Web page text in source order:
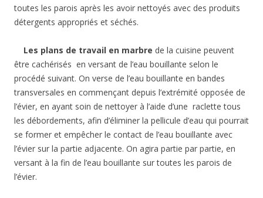
toutes les parois après les avoir nettoyés avec des produits
détergents appropriés et séchés.
Les plans de travail en marbre de la cuisine peuvent
être cachérisés en versant de l’eau bouillante selon le
procédé suivant. On verse de l’eau bouillante en bandes
transversales en commençant depuis l’extrémité opposée de
l’évier, en ayant soin de nettoyer à l’aide d’une raclette tous
les débordements, afin d’éliminer la pellicule d’eau qui pourrait
se former et empêcher le contact de l’eau bouillante avec
l’évier sur la partie adjacente. On agira partie par partie, en
versant à la fin de l’eau bouillante sur toutes les parois de
l’évier.